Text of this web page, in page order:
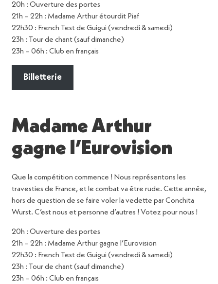
20h : Ouverture des portes
21h – 22h : Madame Arthur étourdit Piaf
22h30 : French Test de Guigui (vendredi & samedi)
23h : Tour de chant (sauf dimanche)
23h – 06h : Club en français
Billetterie
Madame Arthur
gagne l’Eurovision
Que la compétition commence ! Nous représentons les
travesties de France, et le combat va être rude. Cette année,
hors de question de se faire voler la vedette par Conchita
Wurst. C’est nous et personne d’autres ! Votez pour nous !
20h : Ouverture des portes
21h – 22h : Madame Arthur gagne l’Eurovision
22h30 : French Test de Guigui (vendredi & samedi)
23h : Tour de chant (sauf dimanche)
23h – 06h : Club en français